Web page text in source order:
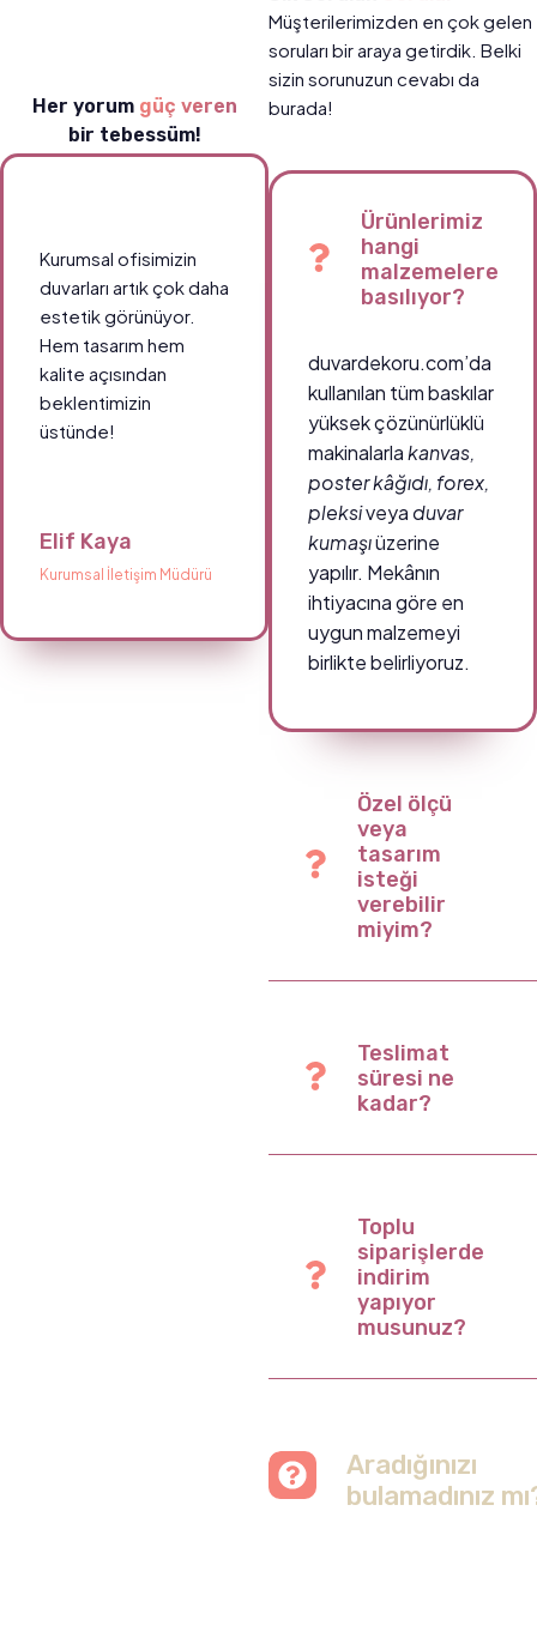
Her yorum güç veren
bir tebessüm!
Kurumsal ofisimizin
duvarları artık çok daha
estetik görünüyor.
Hem tasarım hem
kalite açısından
beklentimizin
üstünde!
Elif Kaya
Kurumsal İletişim Müdürü
Müşterilerimizden en çok gelen
soruları bir araya getirdik. Belki
sizin sorunuzun cevabı da
burada!
Ürünlerimiz
hangi
malzemelere
basılıyor?
duvardekoru.com’da
kullanılan tüm baskılar
yüksek çözünürlüklü
makinalarlakanvas,
poster kâğıdı, forex,
pleksiveya duvar
kumaşıüzerine
yapılır. Mekânın
ihtiyacına göre en
uygun malzemeyi
birlikte belirliyoruz.
Özel ölçü
veya
tasarım
isteği
verebilir
miyim?
Teslimat
süresi ne
kadar?
Toplu
siparişlerde
indirim
yapıyor
musunuz?
Aradığınızı
bulamadınız